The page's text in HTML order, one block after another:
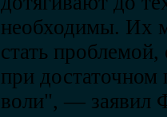
необходимы. Их
стать
при
воли", — заявил